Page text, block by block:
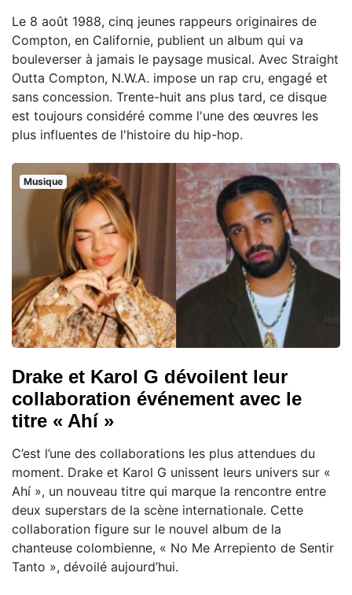
Le 8 août 1988, cinq jeunes rappeurs originaires de
Compton, en Californie, publient un album qui va
bouleverser à jamais le paysage musical. Avec Straight
Outta Compton, N.W.A. impose un rap cru, engagé et
sans concession. Trente-huit ans plus tard, ce disque
est toujours considéré comme l'une des œuvres les
plus influentes de l'histoire du hip-hop.
Musique
Drake et Karol G dévoilent leur
collaboration événement avec le
titre « Ahí »
C’est l’une des collaborations les plus attendues du
moment. Drake et Karol G unissent leurs univers sur «
Ahí », un nouveau titre qui marque la rencontre entre
deux superstars de la scène internationale. Cette
collaboration figure sur le nouvel album de la
chanteuse colombienne, « No Me Arrepiento de Sentir
Tanto », dévoilé aujourd’hui.